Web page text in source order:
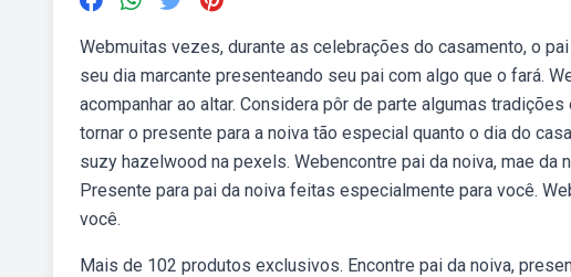
Webmuitas vezes, durante as celebrações do casamento, o
seu dia marcante presenteando seu pai com algo que o fará.
acompanhar ao altar. Considera pôr de parte algumas
tornar o presente para a noiva tão especial quanto o dia do
suzy hazelwood na pexels. Webencontre pai da noiva, mae da
Presente para pai da noiva feitas especialmente para você.
você.
Mais de 102 produtos exclusivos. Encontre pai da noiva,